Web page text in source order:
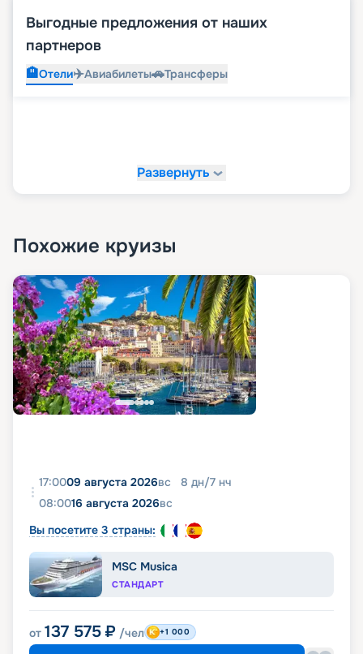
Выгодные предложения от наших
партнеров
🏨Отели✈️Авиабилеты🚗Трансферы
Развернуть
Похожие круизы
17:0009 августа 2026вс 8 дн/7 нч
08:0016 августа 2026вс
Вы посетите 3 страны:
MSC Musica
СТАНДАРТ
от 137 575 ₽ /чел +1 000